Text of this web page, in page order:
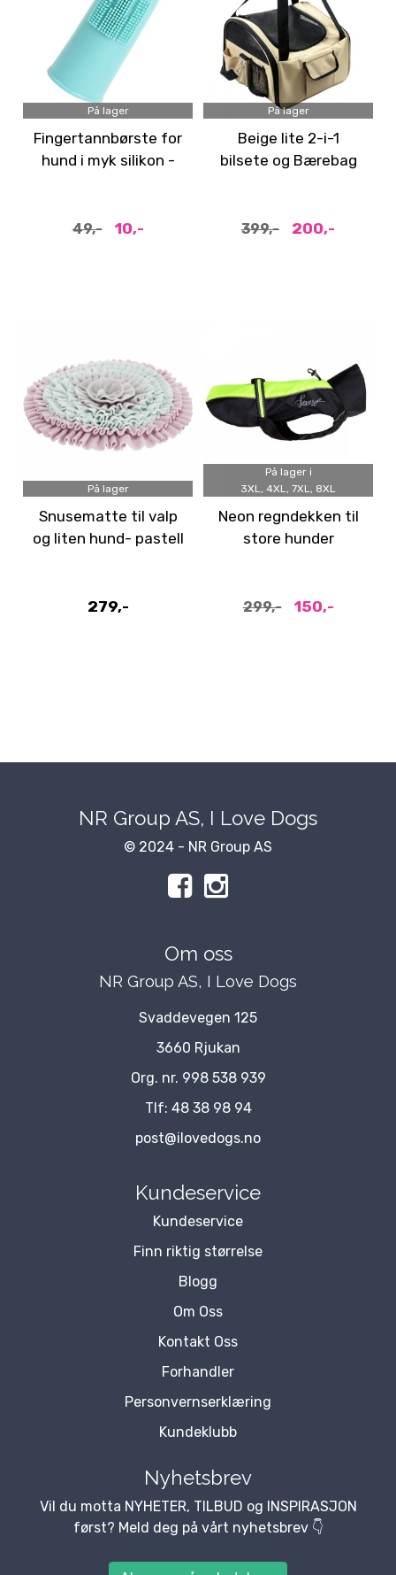
På lager
Fingertannbørste for
hund i myk silikon -
49,- 10,-
På lager
Beige lite 2-i-1
bilsete og Bærebag
399,- 200,-
På lager
Snusematte til valp
og liten hund- pastell
279,-
På lager i
3XL, 4XL, 7XL, 8XL
Neon regndekken til
store hunder
299,- 150,-
NR Group AS, I Love Dogs
© 2024 - NR Group AS
Om oss
NR Group AS, I Love Dogs
Svaddevegen 125
3660 Rjukan
Org. nr. 998 538 939
Tlf: 48 38 98 94
post@ilovedogs.no
Kundeservice
Kundeservice
Finn riktig størrelse
Blogg
Om Oss
Kontakt Oss
Forhandler
Personvernserklæring
Kundeklubb
Nyhetsbrev
Vil du motta NYHETER, TILBUD og INSPIRASJON
først? Meld deg på vårt nyhetsbrev 👇